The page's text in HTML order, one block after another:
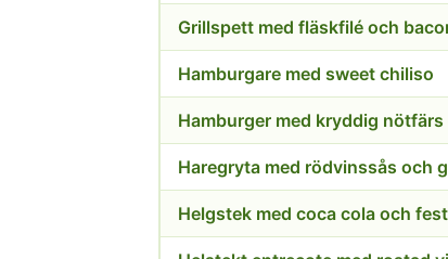
Grillspett med fläskfilé och
Hamburgare med sweet chiliso
Hamburger med kryddig
Haregryta med rödvinssås och
Helgstek med coca cola och